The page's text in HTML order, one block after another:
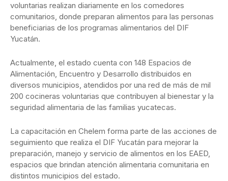
voluntarias realizan diariamente en los comedores
comunitarios, donde preparan alimentos para las personas
beneficiarias de los programas alimentarios del DIF
Yucatán.
Actualmente, el estado cuenta con 148 Espacios de
Alimentación, Encuentro y Desarrollo distribuidos en
diversos municipios, atendidos por una red de más de mil
200 cocineras voluntarias que contribuyen al bienestar y la
seguridad alimentaria de las familias yucatecas.
La capacitación en Chelem forma parte de las acciones de
seguimiento que realiza el DIF Yucatán para mejorar la
preparación, manejo y servicio de alimentos en los EAED,
espacios que brindan atención alimentaria comunitaria en
distintos municipios del estado.